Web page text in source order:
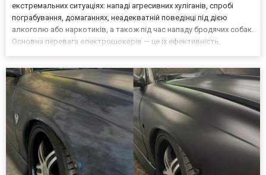
екстремальних ситуаціях: нападі агресивних хуліганів, спробі
пограбування, домаганнях, неадекватній поведінці під дією
алкоголю або наркотиків, а також під час нападу бродячих собак.
Основна перевага електрошокерів — це їх ефективність,